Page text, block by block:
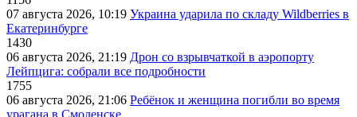
07 августа 2026, 10:19 Украина ударила по складу Wildberries в
Екатеринбурге
1430
06 августа 2026, 21:19 Дрон со взрывчаткой в аэропорту
Лейпцига: собрали все подробности
1755
06 августа 2026, 21:06 Ребёнок и женщина погибли во время
урагана в Смоленске